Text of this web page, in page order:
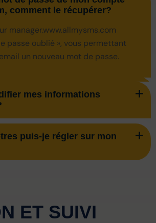
comment le récupérer?
manager.www.allmysms.com
passe oublié », vous permettant
un nouveau mot de passe.
mes informations
puis-je régler sur mon
ET SUIVI